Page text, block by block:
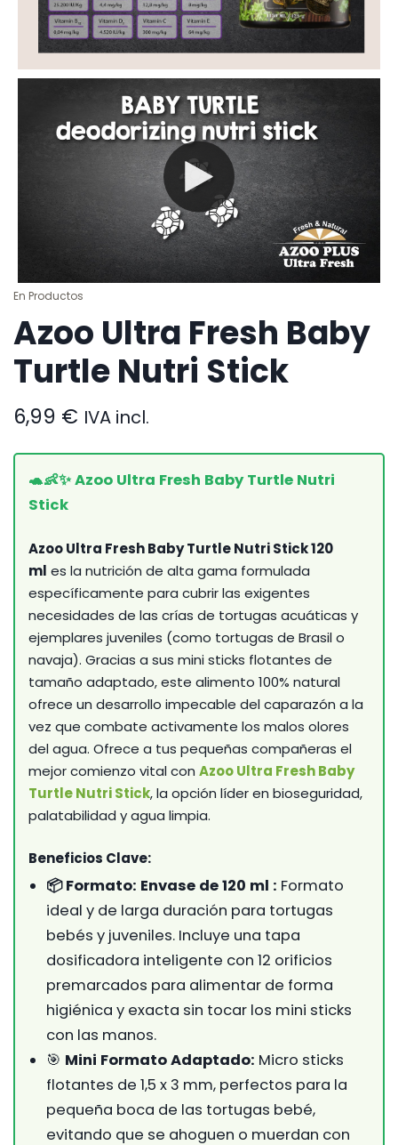
En Productos
Azoo Ultra Fresh Baby
Turtle Nutri Stick
6,99 € IVA incl.
🐢👶✨ Azoo Ultra Fresh Baby Turtle Nutri
Stick
Azoo Ultra Fresh Baby Turtle Nutri Stick 120
ml es la nutrición de alta gama formulada
específicamente para cubrir las exigentes
necesidades de las crías de tortugas acuáticas y
ejemplares juveniles (como tortugas de Brasil o
navaja). Gracias a sus mini sticks flotantes de
tamaño adaptado, este alimento 100% natural
ofrece un desarrollo impecable del caparazón a la
vez que combate activamente los malos olores
del agua. Ofrece a tus pequeñas compañeras el
mejor comienzo vital con Azoo Ultra Fresh Baby
Turtle Nutri Stick, la opción líder en bioseguridad,
palatabilidad y agua limpia.
Beneficios Clave:
📦 Formato: Envase de 120 ml : Formato
ideal y de larga duración para tortugas
bebés y juveniles. Incluye una tapa
dosificadora inteligente con 12 orificios
premarcados para alimentar de forma
higiénica y exacta sin tocar los mini sticks
con las manos.
🎯 Mini Formato Adaptado: Micro sticks
flotantes de 1,5 x 3 mm, perfectos para la
pequeña boca de las tortugas bebé,
evitando que se ahoguen o muerdan con